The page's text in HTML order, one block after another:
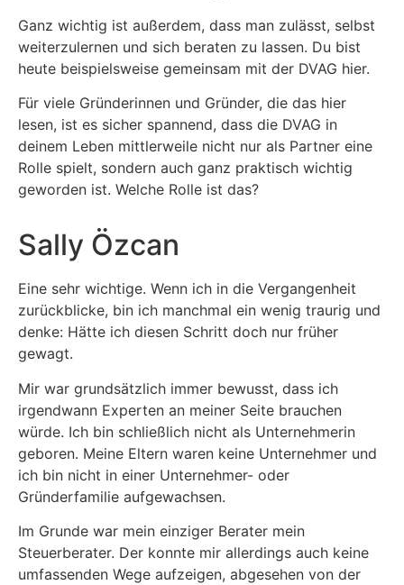
Ganz wichtig ist außerdem, dass man zulässt, selbst
weiterzulernen und sich beraten zu lassen. Du bist
heute beispielsweise gemeinsam mit der DVAG hier.
Für viele Gründerinnen und Gründer, die das hier
lesen, ist es sicher spannend, dass die DVAG in
deinem Leben mittlerweile nicht nur als Partner eine
Rolle spielt, sondern auch ganz praktisch wichtig
geworden ist. Welche Rolle ist das?
Sally Özcan
Eine sehr wichtige. Wenn ich in die Vergangenheit
zurückblicke, bin ich manchmal ein wenig traurig und
denke: Hätte ich diesen Schritt doch nur früher
gewagt.
Mir war grundsätzlich immer bewusst, dass ich
irgendwann Experten an meiner Seite brauchen
würde. Ich bin schließlich nicht als Unternehmerin
geboren. Meine Eltern waren keine Unternehmer und
ich bin nicht in einer Unternehmer- oder
Gründerfamilie aufgewachsen.
Im Grunde war mein einziger Berater mein
Steuerberater. Der konnte mir allerdings auch keine
umfassenden Wege aufzeigen, abgesehen von der